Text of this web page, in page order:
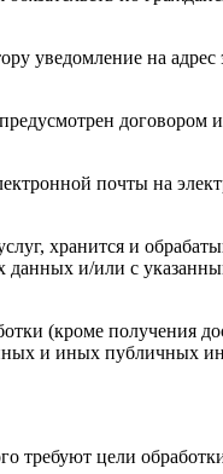
уведомление на адрес
договором
почты на
хранится и
данных и/или с
(кроме получения
и иных публичных
требуют цели